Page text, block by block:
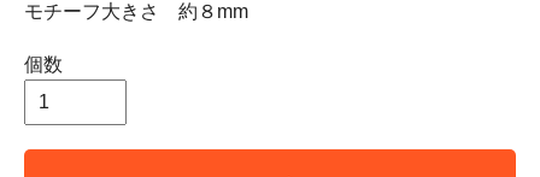
モチーフ大きさ 約８mm
個数